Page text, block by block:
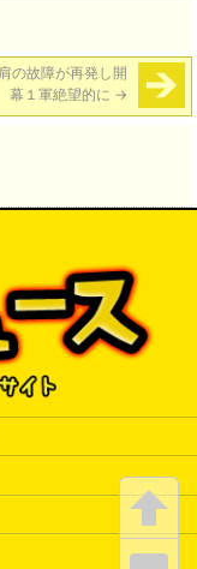
の故障が再発し開
幕１軍絶望的に →